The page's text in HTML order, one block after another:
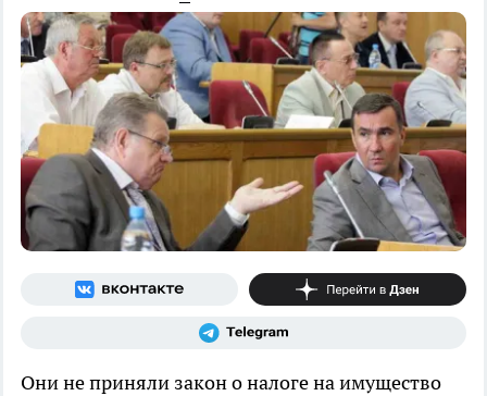
Они не приняли закон о налоге на имущество